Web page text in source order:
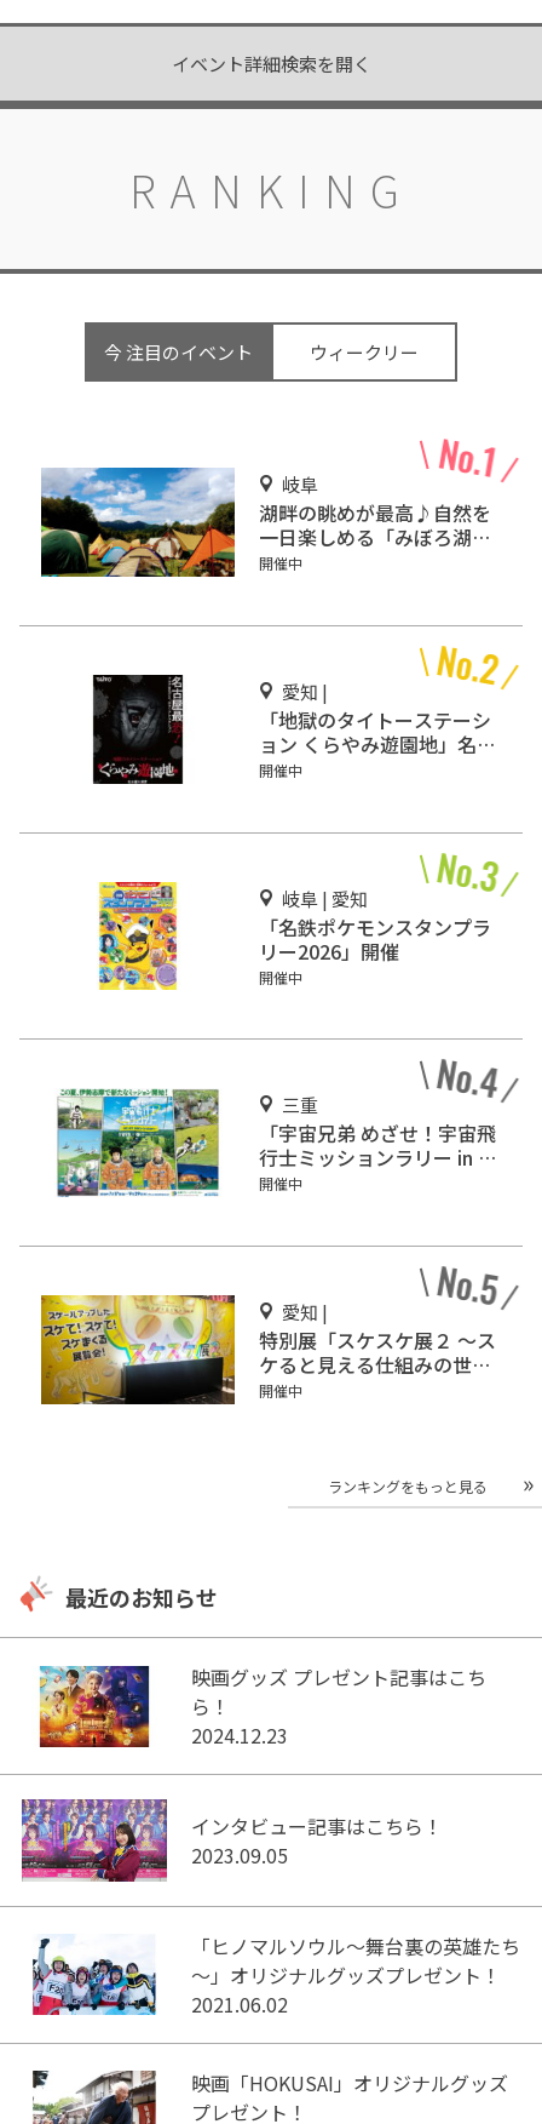
イベント詳細検索を開く
RANKING
今 注目のイベント ウィークリー
岐阜
湖畔の眺めが最高♪自然を
一日楽しめる「みぼろ湖畔
キャンプサイト」
開催中
愛知 |
「地獄のタイトーステーシ
ョン くらやみ遊園地」名古
屋・大須にオープン
開催中
岐阜 | 愛知
「名鉄ポケモンスタンプラ
リー2026」開催
開催中
三重
「宇宙兄弟 めざせ！宇宙飛
行士ミッションラリー in 志
摩グリーンアドベンチャ
開催中
愛知 |
特別展「スケスケ展２ ～ス
ケると見える仕組みの世界
～」ＦＵＪＩなごや科学館
開催中
ランキングをもっと見る
最近のお知らせ
映画グッズ プレゼント記事はこち
ら！
2024.12.23
インタビュー記事はこちら！
2023.09.05
「ヒノマルソウル～舞台裏の英雄たち
～」オリジナルグッズプレゼント！
2021.06.02
映画「HOKUSAI」オリジナルグッズ
プレゼント！